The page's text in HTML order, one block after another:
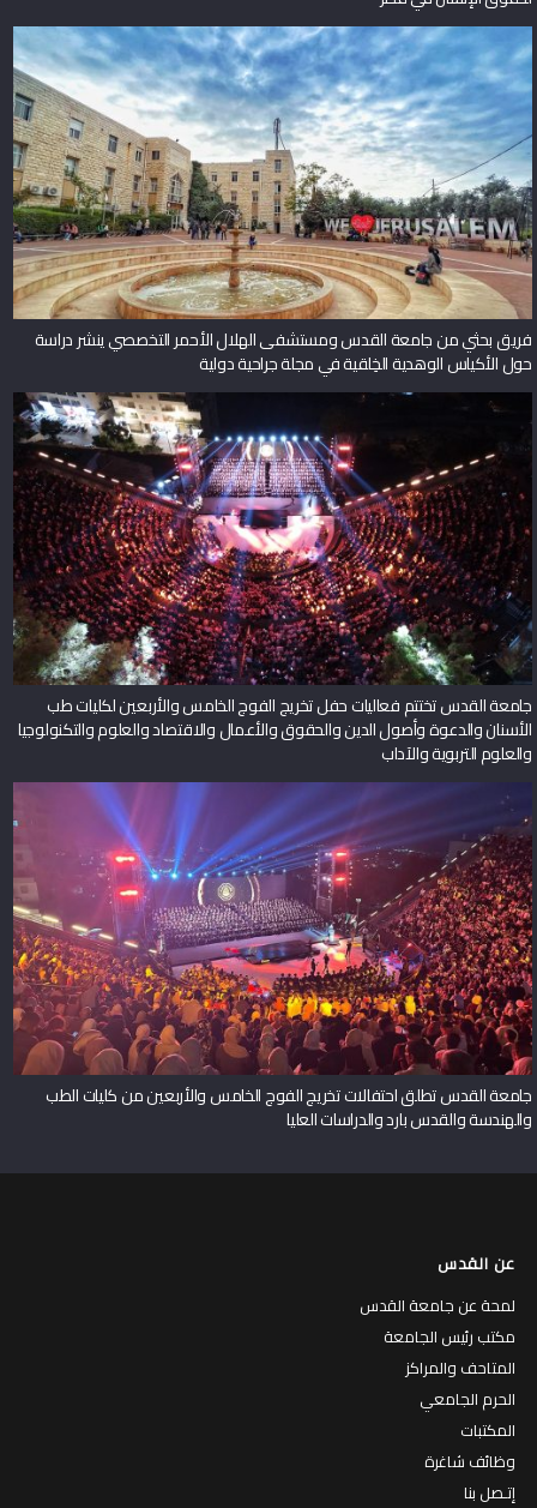
فريق بحثي من جامعة القدس ومستشفى الهلال الأحمر التخصصي ينشر دراسة
حول الأكياس الوهدية الخِلقية في مجلة جراحية دولية
جامعة القدس تختتم فعاليات حفل تخريج الفوج الخامس والأربعين لكليات طب
الأسنان والدعوة وأصول الدين والحقوق والأعمال والاقتصاد والعلوم والتكنولوجيا
والعلوم التربوية والآداب
جامعة القدس تطلق احتفالات تخريج الفوج الخامس والأربعين من كليات الطب
والهندسة والقدس بارد والدراسات العليا
عن القدس
لمحة عن جامعة القدس
مكتب رئيس الجامعة
المتاحف والمراكز
الحرم الجامعي
المكتبات
وظائف شاغرة
إتـصل بنا